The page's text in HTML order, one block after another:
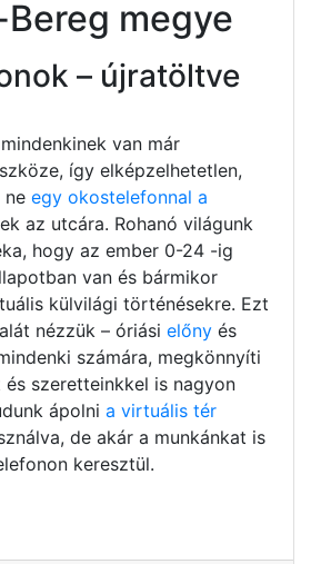
megye
– újratöltve
van már
így elképzelhetetlen,
ne egy okostelefonnal a
az utcára. Rohanó világunk
hogy az ember 0-24 -ig
van és bármikor
külvilági történésekre. Ezt
nézzük – óriási előny és
számára, megkönnyíti
és szeretteinkkel is nagyon
ápolni a virtuális tér
de akár a munkánkat is
keresztül.